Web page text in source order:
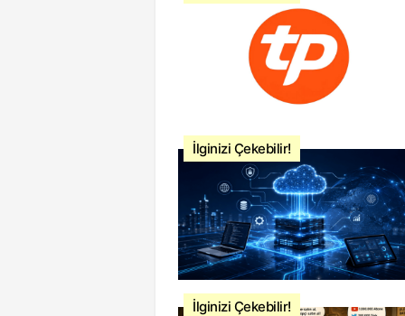
İlginizi Çekebilir!
İlginizi Çekebilir!